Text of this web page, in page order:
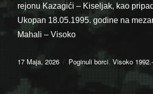
rejonu Kazagići – Kiseljak, kao
Ukopan 18.05.1995. godine na
Mahali – Visoko
Posted
17 Maja, 2026 Categories
Poginuli borci,Visoko